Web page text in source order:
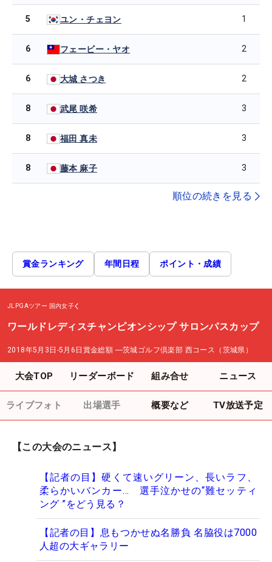
5 ユン・チェヨン 1
6 フェービー・ヤオ 2
6 大城 さつき 2
8 武尾 咲希 3
8 福田 真未 3
8 藤本 麻子 3
順位の続きを見る
賞金ランキング 年間日程 ポイント・成績
JLPGAツアー 国内女子
ワールドレディスチャンピオンシップ サロンパスカップ
2018年5月3日-5月6日 賞金総額 ―茨城ゴルフ倶楽部 西コース（茨城県）
大会TOP リーダーボード 組み合せ ニュース
ライブフォト 出場選手 概要など TV放送予定
【この大会のニュース】
【記者の目】硬くて速いグリーン、長いラフ、
柔らかいバンカー… 選手泣かせの“難セッティ
ング ”をどう見る？
【記者の目】息もつかせぬ名勝負 名脇役は7000
人超の大ギャラリー